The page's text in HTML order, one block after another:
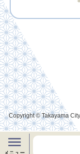
メニュー
Copyright © Takayama